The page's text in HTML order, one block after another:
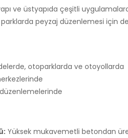
ve üstyapıda çeşitli
peyzaj düzenlemesi için de
otoparklarda ve otoyollarda
Yüksek mukavemetli betondan